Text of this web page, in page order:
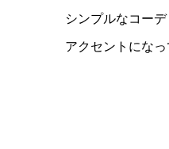
シンプルなコー
アクセントにな